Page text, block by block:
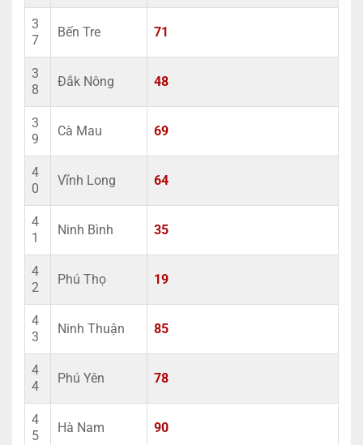
3
7
Bến Tre 71
3
8
Đắk Nông 48
3
9
Cà Mau 69
4
0
Vĩnh Long 64
4
1
Ninh Bình 35
4
2
Phú Thọ 19
4
3
Ninh Thuận 85
4
4
Phú Yên 78
4
5
Hà Nam 90